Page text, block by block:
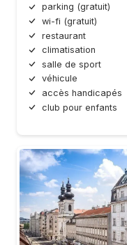
parking (gratuit)
wi-fi (gratuit)
restaurant
climatisation
salle de sport
véhicule
accès handicapés
club pour enfants